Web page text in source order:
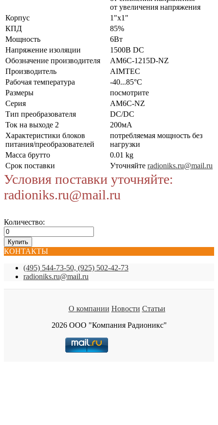
от увеличения напряжения
Корпус
1"x1"
КПД
85%
Мощность
6Вт
Напряжение изоляции
1500В DC
Обозначение производителя
AM6C-1215D-NZ
Производитель
AIMTEC
Рабочая температура
-40...85°C
Размеры
посмотрите
Серия
AM6C-NZ
Тип преобразователя
DC/DC
Ток на выходе 2
200мА
Характеристики блоков
питания/преобразователей
потребляемая мощность без
нагрузки
Масса брутто
0.01 kg
Срок поставки
Уточняйте radioniks.ru@mail.ru
Условия поставки уточняйте:
radioniks.ru@mail.ru
Количество:
КОНТАКТЫ
(495) 544-73-50, (925) 502-42-73
radioniks.ru@mail.ru
О компании Новости Статьи
2026 ООО "Компания Радионикс"